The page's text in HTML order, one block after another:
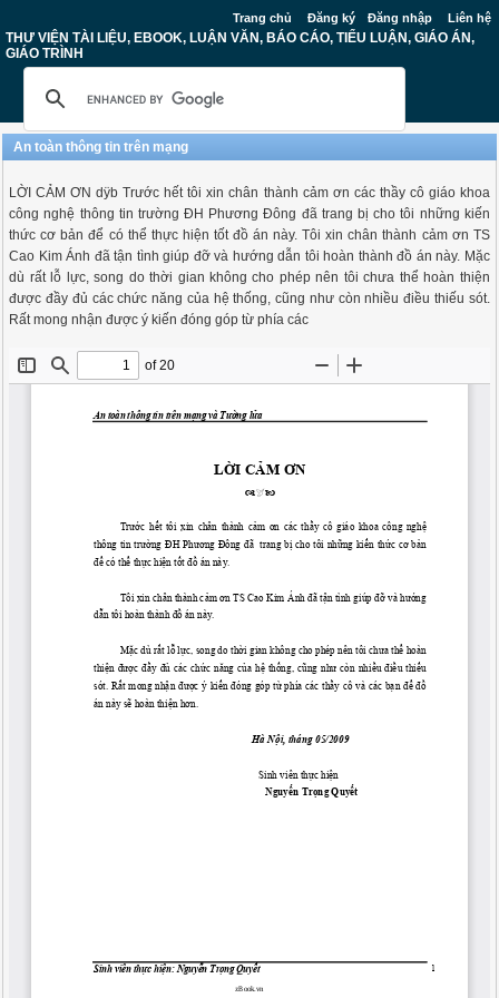
Trang chủ Đăng ký Đăng nhập Liên hệ
THƯ VIỆN TÀI LIỆU, EBOOK, LUẬN VĂN, BÁO CÁO, TIỂU LUẬN, GIÁO ÁN,
GIÁO TRÌNH
An toàn thông tin trên mạng
LỜI CẢM ƠN dÿb Trước hết tôi xin chân thành cảm ơn các thầy cô giáo khoa
công nghệ thông tin trường ĐH Phương Đông đã trang bị cho tôi những kiến
thức cơ bản để có thể thực hiện tốt đồ án này. Tôi xin chân thành cảm ơn TS
Cao Kim Ánh đã tận tình giúp đỡ và hướng dẫn tôi hoàn thành đồ án này. Mặc
dù rất lỗ lực, song do thời gian không cho phép nên tôi chưa thể hoàn thiện
được đầy đủ các chức năng của hệ thống, cũng như còn nhiều điều thiếu sót.
Rất mong nhận được ý kiến đóng góp từ phía các